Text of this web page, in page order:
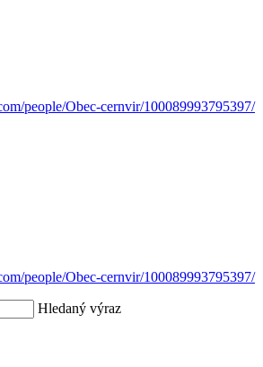
people/Obec-cernvir/100089993795397/
people/Obec-cernvir/100089993795397/
Hledaný výraz